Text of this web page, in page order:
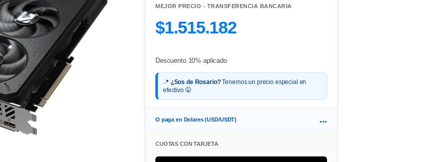
MEJOR PRECIO - TRANSFERENCIA BANCARIA
$1.515.182
Descuento 10% aplicado
📍 ¿Sos de Rosario?Tenemos un precio especial en
efectivo 🤫
O paga en Dolares (USD/USDT) ...
CUOTAS CON TARJETA